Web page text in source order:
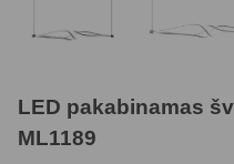
LED pakabinamas
ML1189